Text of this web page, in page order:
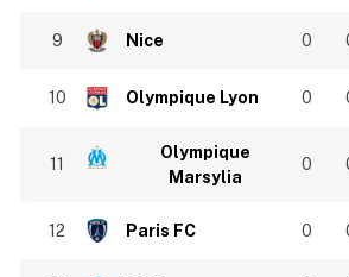
9 Nice 0
10 Olympique Lyon 0
11
Olympique
Marsylia
0
12 Paris FC 0